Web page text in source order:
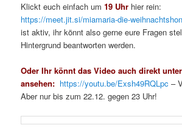
Klickt euch einfach um19 Uhr hier rein:
https://meet.jit.si/miamaria-die-
ist aktiv, ihr könnt also gerne eure Fragen
Hintergrund beantworten werden.
Oder Ihr könnt das Video auch direkt
ansehen: https://youtu.be/Exsh49RQLpc –
Aber nur bis zum 22.12. gegen 23 Uhr!